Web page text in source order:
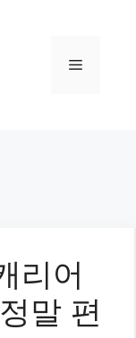
메
리어
말 편